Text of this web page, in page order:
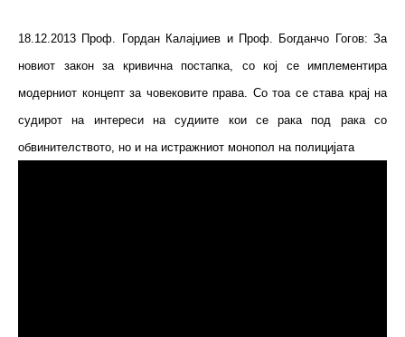
18.12.2013 Проф. Гордан Калајџиев и Проф. Богданчо Гогов: За
новиот закон за кривична постапка, со кој се имплементира
модерниот концепт за човековите права. Со тоа се става крај на
судирот на интереси на судиите кои се рака под рака со
обвинителството, но и на истражниот монопол на полицијата